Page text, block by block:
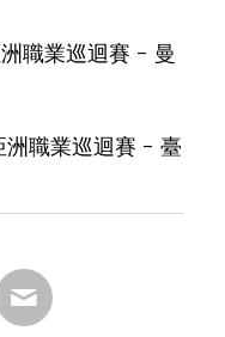
職業巡迴賽 - 曼
職業巡迴賽 - 臺